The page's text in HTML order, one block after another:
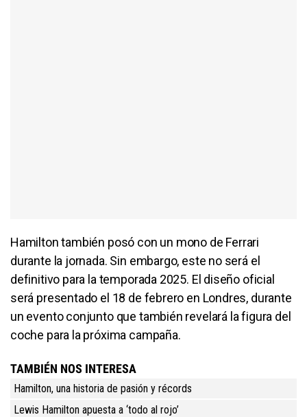
Hamilton también posó con un mono de Ferrari
durante la jornada. Sin embargo, este no será el
definitivo para la temporada 2025. El diseño oficial
será presentado el 18 de febrero en Londres, durante
un evento conjunto que también revelará la figura del
coche para la próxima campaña.
TAMBIÉN NOS INTERESA
Hamilton, una historia de pasión y récords
Lewis Hamilton apuesta a ‘todo al rojo’